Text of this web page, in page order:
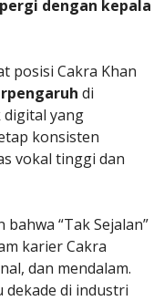
dengan kepala
posisi Cakra Khan
di
digital yang
konsisten
vokal tinggi dan
“Tak Sejalan”
karier Cakra
dan mendalam.
dekade di industri